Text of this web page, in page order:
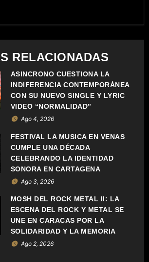
RELACIONADAS
ASÍNCRONO CUESTIONA LA
INDIFERENCIA CONTEMPORÁNEA
CON SU NUEVO SINGLE Y LYRIC
VIDEO “NORMALIDAD”
Ago 4, 2026
FESTIVAL LA MÚSICA EN VENAS
CUMPLE UNA DÉCADA
CELEBRANDO LA IDENTIDAD
SONORA EN CARTAGENA
Ago 3, 2026
MOSH DEL ROCK METAL II: LA
ESCENA DEL ROCK Y METAL SE
UNE EN CARACAS POR LA
SOLIDARIDAD Y LA MEMORIA
Ago 2, 2026